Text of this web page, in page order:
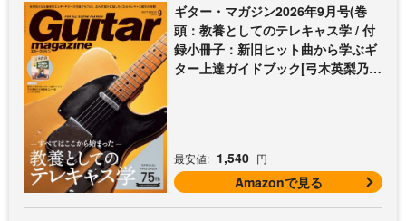
ギター・マガジン2026年9月号(巻
頭：教養としてのテレキャス学 / 付
録小冊子：新旧ヒット曲から学ぶギ
ター上達ガイドブック[弓木英梨乃の
最安値: 1,540 円
Amazonで見る